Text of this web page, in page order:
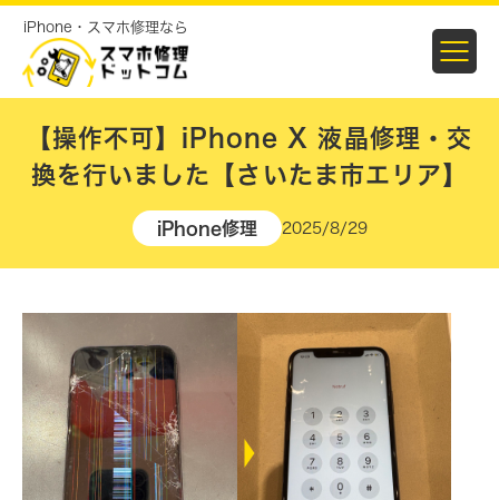
iPhone・スマホ修理なら
【操作不可】iPhone X 液晶修理・交
換を行いました【さいたま市エリア】
iPhone修理 2025/8/29